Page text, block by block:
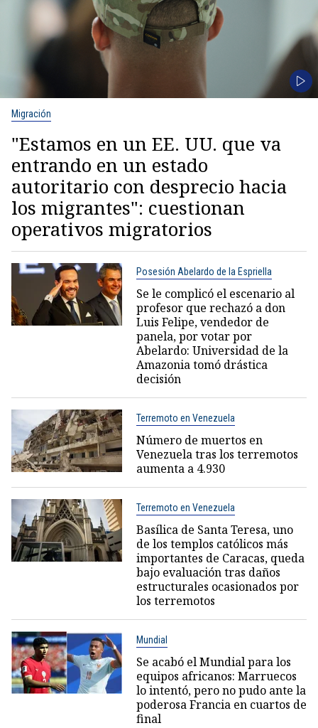
Migración
"Estamos en un EE. UU. que va
entrando en un estado
autoritario con desprecio hacia
los migrantes": cuestionan
operativos migratorios
Posesión Abelardo de la Espriella
Se le complicó el escenario al
profesor que rechazó a don
Luis Felipe, vendedor de
panela, por votar por
Abelardo: Universidad de la
Amazonia tomó drástica
decisión
Terremoto en Venezuela
Número de muertos en
Venezuela tras los terremotos
aumenta a 4.930
Terremoto en Venezuela
Basílica de Santa Teresa, uno
de los templos católicos más
importantes de Caracas, queda
bajo evaluación tras daños
estructurales ocasionados por
los terremotos
Mundial
Se acabó el Mundial para los
equipos africanos: Marruecos
lo intentó, pero no pudo ante la
poderosa Francia en cuartos de
final